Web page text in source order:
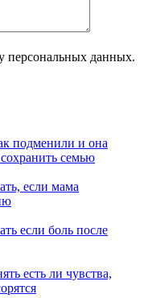
персональных данных.
подменили и она
семью
если мама
если боль после
есть ли чувства,